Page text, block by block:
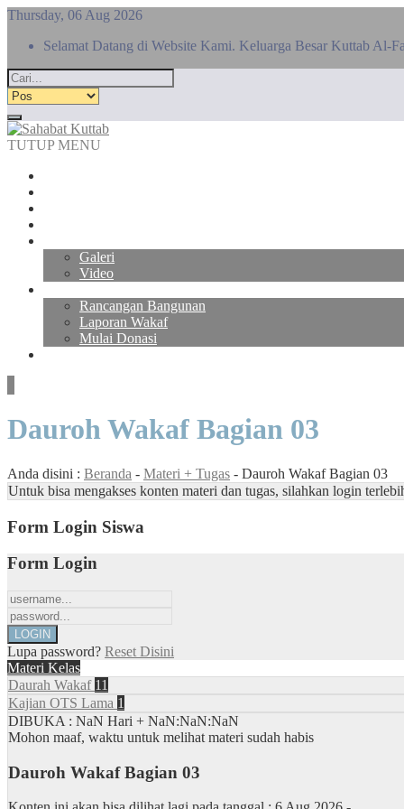
Thursday, 06 Aug 2026
Selamat Datang di Website Kami. Keluarga Besar Kuttab Al-
TUTUP MENU
Galeri
Video
Rancangan Bangunan
Laporan Wakaf
Mulai Donasi
Dauroh Wakaf Bagian 03
Anda disini : Beranda - Materi + Tugas - Dauroh Wakaf Bagian 03
Untuk bisa mengakses konten materi dan tugas, silahkan login
Form Login Siswa
Form Login
Lupa password? Reset Disini
Materi Kelas
Daurah Wakaf 11
Kajian OTS Lama 1
DIBUKA : NaN Hari + NaN:NaN:NaN
Mohon maaf, waktu untuk melihat materi sudah habis
Dauroh Wakaf Bagian 03